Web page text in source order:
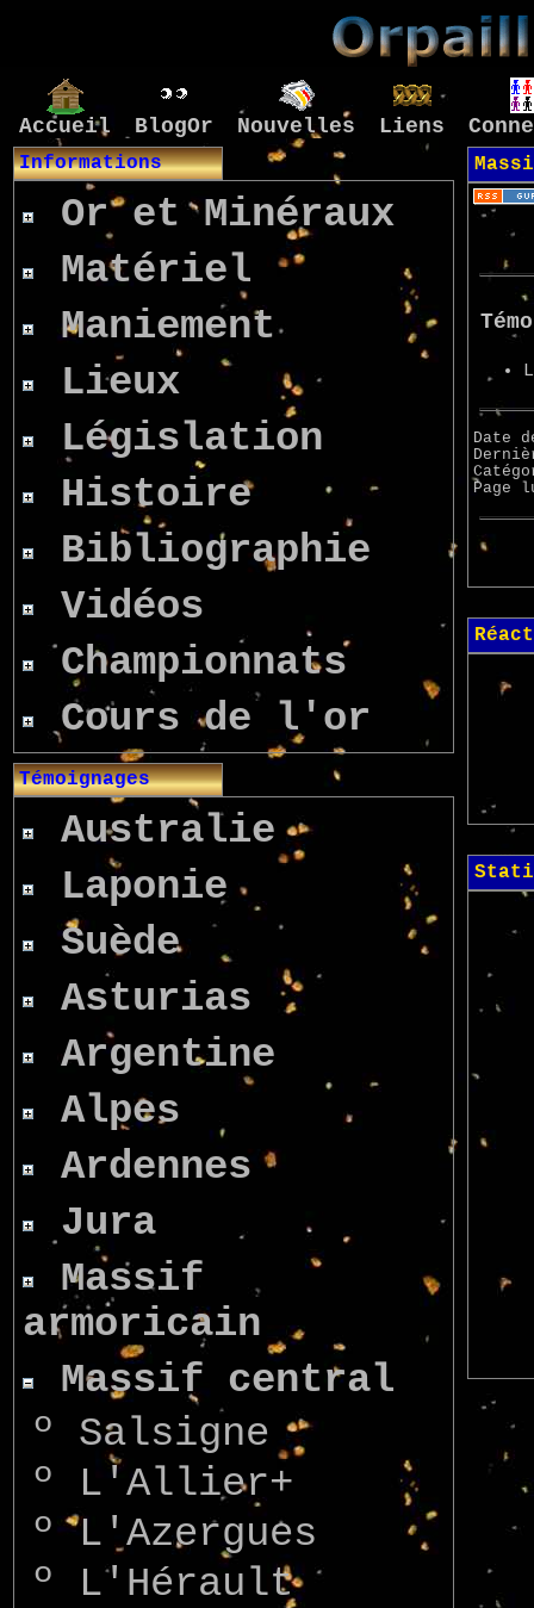
Accueil BlogOr Nouvelles Liens
Informations
Or et Minéraux
Matériel
Maniement
Lieux
Législation
Histoire
Bibliographie
Vidéos
Championnats
Cours de l'or
Témoignages
Australie
Laponie
Suède
Asturias
Argentine
Alpes
Ardennes
Jura
Massif
armoricain
Massif central
º
Salsigne
º L'Allier+
º L'Azergues
º L'Hérault
Date
Page